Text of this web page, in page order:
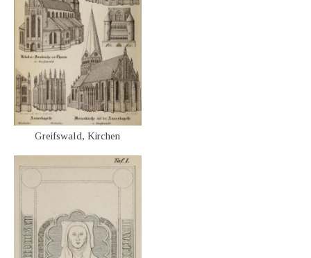
Greifswald, Kirchen